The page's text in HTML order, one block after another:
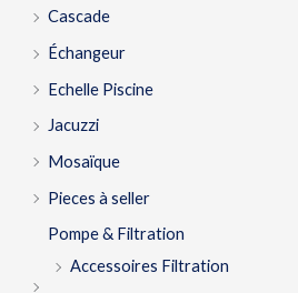
Cascade
Échangeur
Echelle Piscine
Jacuzzi
Mosaïque
Pieces à seller
Pompe & Filtration
Accessoires Filtration